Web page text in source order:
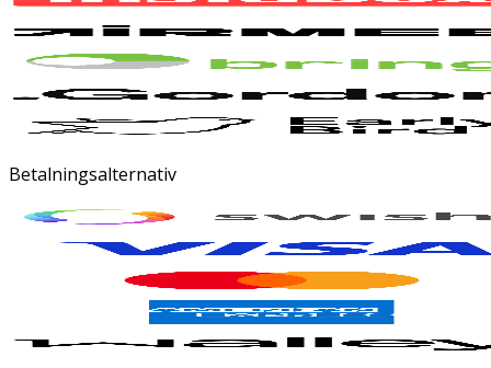
Betalningsalternativ